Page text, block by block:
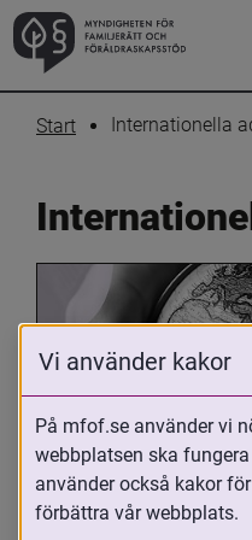
Start Internationella
Oavsett om du är
adoptivförälder
Vi använder kakor
På mfof.se använder vi
webbplatsen ska
använder också kakor
förbättra vår webbplats.